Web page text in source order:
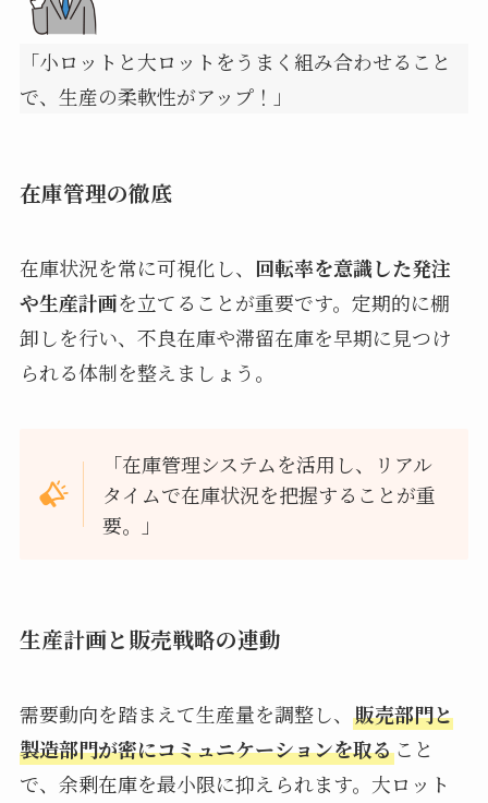
「小ロットと大ロットをうまく組み合わせること
で、生産の柔軟性がアップ！」
在庫管理の徹底
在庫状況を常に可視化し、 回転率を意識した発注
や生産計画を立てることが重要です。定期的に棚
卸しを行い、不良在庫や滞留在庫を早期に見つけ
られる体制を整えましょう。
「在庫管理システムを活用し、リアル
タイムで在庫状況を把握することが重
要。」
生産計画と販売戦略の連動
需要動向を踏まえて生産量を調整し、 販売部門と
製造部門が密にコミュニケーションを取ること
で、余剰在庫を最小限に抑えられます。大ロット